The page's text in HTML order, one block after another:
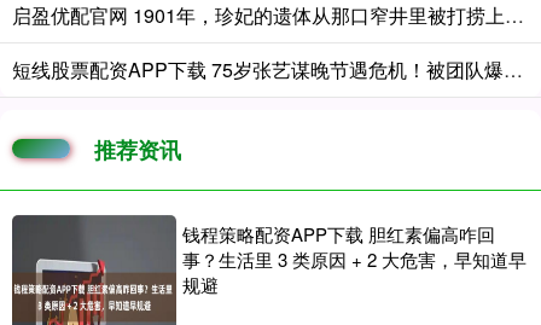
启盈优配官网 1901年，珍妃的遗体从那口窄井里被打捞上来。珍妃的弟弟志锜跪在井边
短线股票配资APP下载 75岁张艺谋晚节遇危机！被团队爆料让女演员试戏套路，口碑大反转
推荐资讯
钱程策略配资APP下载 胆红素偏高咋回
事？生活里 3 类原因 + 2 大危害，早知道早
规避